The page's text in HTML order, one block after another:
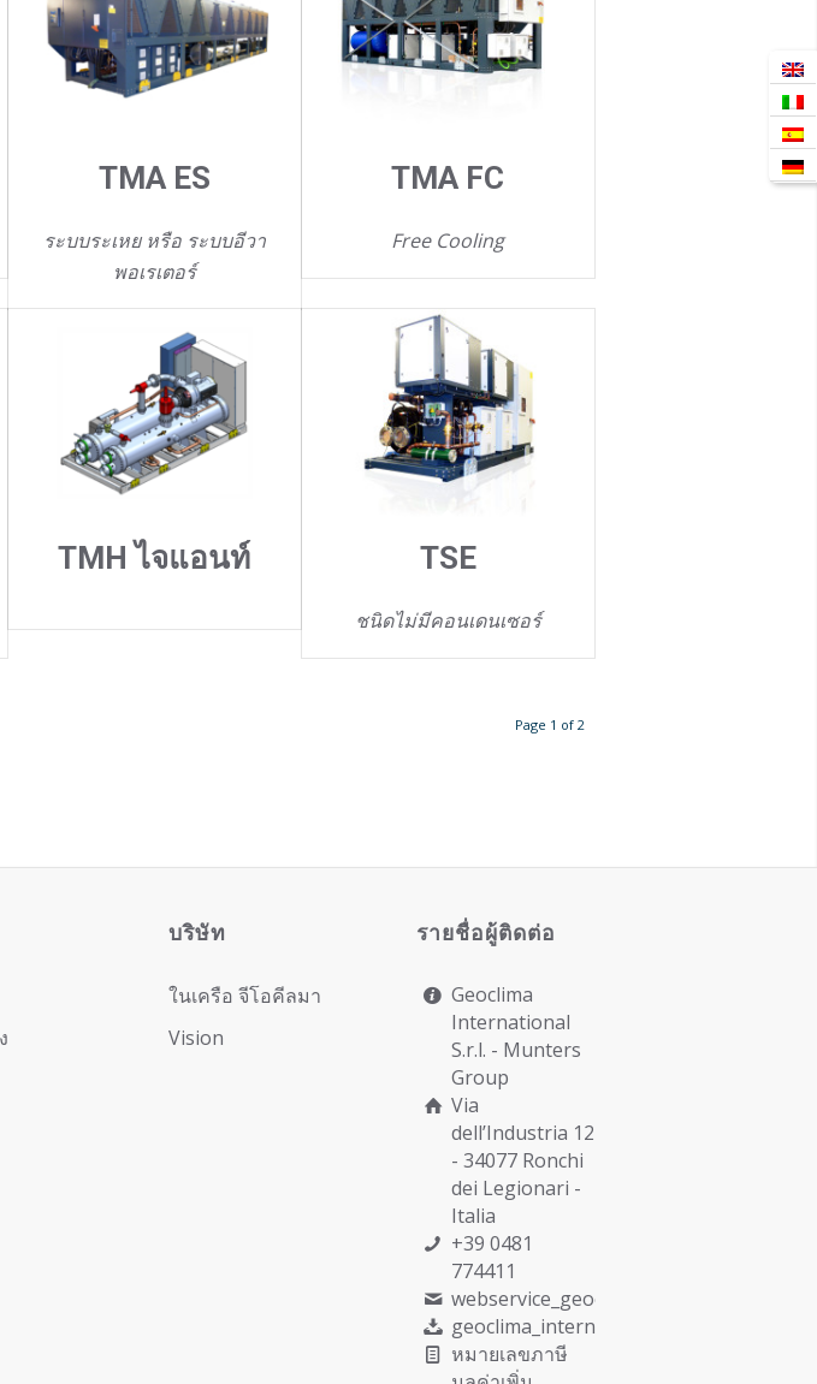
TMA ES
ระบบระเหย หรือ ระบบอีวา
พอเรเตอร์
TMA FC
Free Cooling
TMH ไจแอนท์ TSE
ชนิดไม่มีคอนเดนเซอร์
Page 1 of 2
บริษัท
ในเครือ จีโอคีลมา
Vision
รายชื่อผู้ติดต่อ
Geoclima
International
S.r.l. - Munters
Group
Via
dell’Industria 12
- 34077 Ronchi
dei Legionari -
Italia
+39 0481
774411
webservice_geoclima@munters.com
geoclima_international@pec.it
หมายเลขภาษี